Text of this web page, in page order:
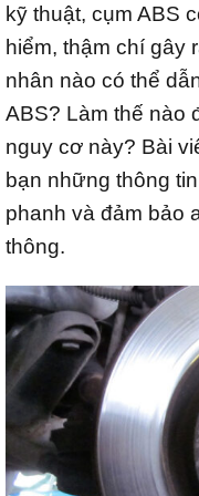
kỹ thuật, cụm ABS
hiểm, thậm chí gây
nhân nào có thể
ABS? Làm thế nào
nguy cơ này? Bài
bạn những thông
phanh và đảm bảo
thông.